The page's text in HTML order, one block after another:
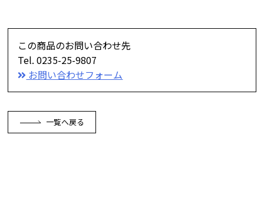
この商品のお問い合わせ先
Tel. 0235-25-9807
お問い合わせフォーム
一覧へ戻る